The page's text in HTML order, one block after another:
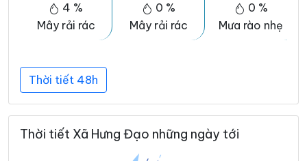
4 %
Mây rải rác
0 %
Mây rải rác
0 %
Mưa rào nhẹ
Thời tiết 48h
Thời tiết Xã Hưng Đạo những ngày tới